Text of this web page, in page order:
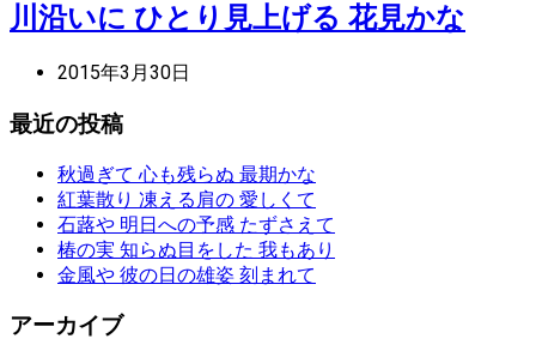
川沿いに ひとり見上げる 花見かな
2015年3月30日
最近の投稿
秋過ぎて 心も残らぬ 最期かな
紅葉散り 凍える肩の 愛しくて
石蕗や 明日への予感 たずさえて
椿の実 知らぬ目をした 我もあり
金風や 彼の日の雄姿 刻まれて
アーカイブ